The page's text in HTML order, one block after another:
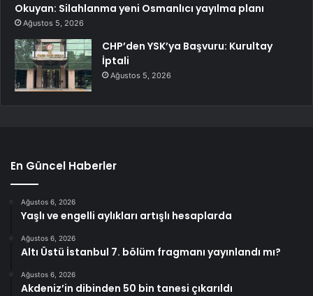
Okuyan: Silahlanma yeni Osmanlıcı yayılma planı
Ağustos 5, 2026
CHP’den YSK’ya Başvuru: Kurultay
İptali
Ağustos 5, 2026
En Güncel Haberler
Ağustos 6, 2026
Yaşlı ve engelli aylıkları artışlı hesaplarda
Ağustos 6, 2026
Altı Üstü İstanbul 7. bölüm fragmanı yayınlandı mı?
Ağustos 6, 2026
Akdeniz’in dibinden 50 bin tanesi çıkarıldı